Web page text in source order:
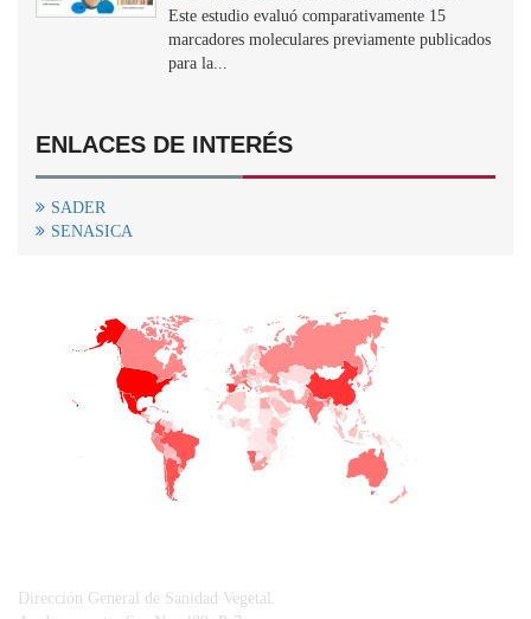
Este estudio evaluó comparativamente 15
marcadores moleculares previamente publicados
para la...
ENLACES DE INTERÉS
SADER
SENASICA
Dirección General de Sanidad Vegetal.